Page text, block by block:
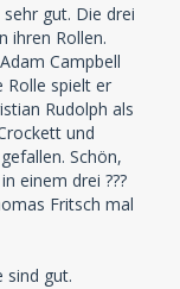
gut. Die drei
ihren Rollen.
Campbell
Rolle spielt er
Rudolph als
und
Schön,
einem drei ???
Fritsch mal
sind gut.